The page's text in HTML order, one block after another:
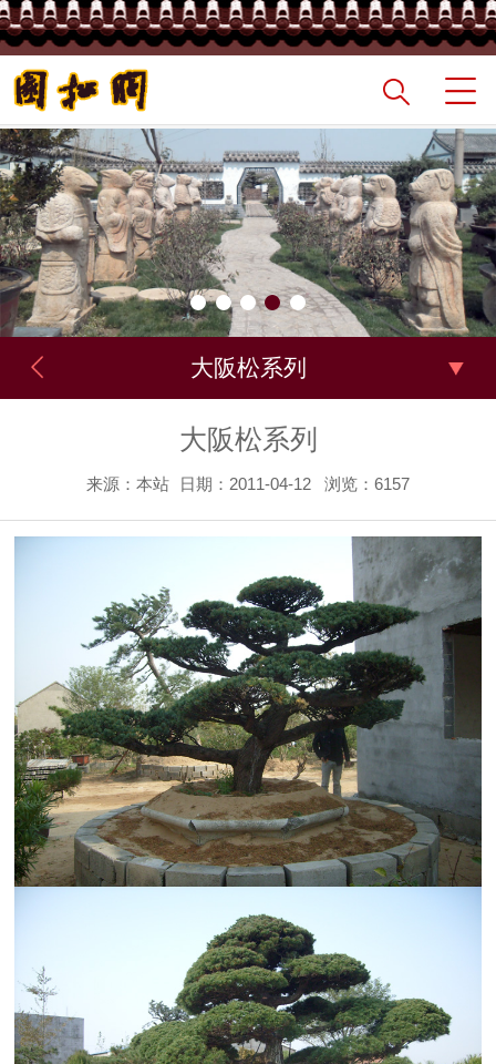
大阪松系列
大阪松系列
来源：本站 日期：2011-04-12 浏览：6157